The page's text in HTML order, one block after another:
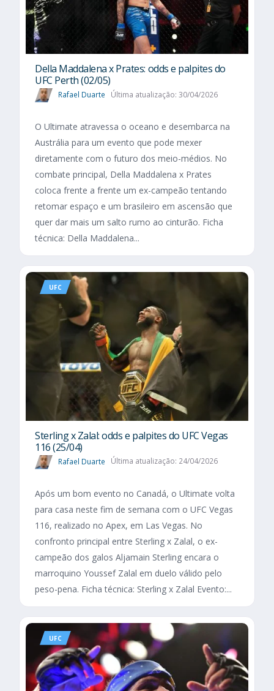
Della Maddalena x Prates: odds e palpites do
UFC Perth (02/05)
Rafael Duarte Última atualização: 30/04/2026
O Ultimate atravessa o oceano e desembarca na
Austrália para um evento que pode mexer
diretamente com o futuro dos meio-médios. No
combate principal, Della Maddalena x Prates
coloca frente a frente um ex-campeão tentando
retomar espaço e um brasileiro em ascensão que
quer dar mais um salto rumo ao cinturão. Ficha
técnica: Della Maddalena...
UFC
Sterling x Zalal: odds e palpites do UFC Vegas
116 (25/04)
Rafael Duarte Última atualização: 24/04/2026
Após um bom evento no Canadá, o Ultimate volta
para casa neste fim de semana com o UFC Vegas
116, realizado no Apex, em Las Vegas. No
confronto principal entre Sterling x Zalal, o ex-
campeão dos galos Aljamain Sterling encara o
marroquino Youssef Zalal em duelo válido pelo
peso-pena. Ficha técnica: Sterling x Zalal Evento:...
UFC